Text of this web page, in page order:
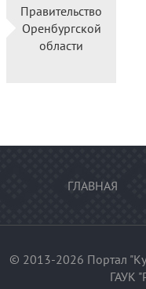
Правительство
Оренбургской
области
ГЛАВНАЯ
© 2013-2026 Портал
ГАУК